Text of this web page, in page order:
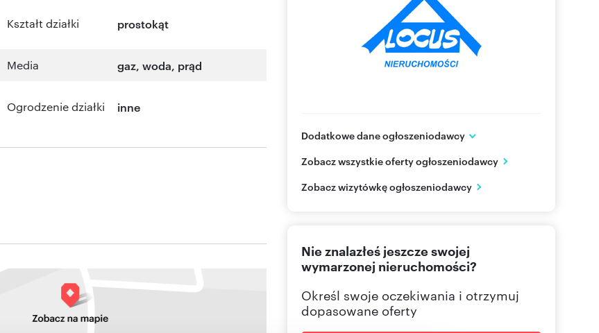
Kształt działki prostokąt
Media gaz, woda, prąd
Ogrodzenie działki inne
Dodatkowe dane ogłoszeniodawcy
Warszawa
PL
Zobacz wszystkie oferty ogłoszeniodawcy
Zobacz wizytówkę ogłoszeniodawcy
Nie znalazłeś jeszcze swojej
wymarzonej nieruchomości?
Określ swoje oczekiwania i otrzymuj
dopasowane oferty